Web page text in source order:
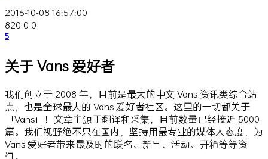
2016-10-08 16:57:00
820 0 0
5
关于 Vans 爱好者
我们创立于 2008 年，目前是最大的中文 Vans 资讯类综合站
点，也是全球最大的 Vans 爱好者社区。这里的一切都关于
「Vans」！文章主源于翻译和采集，目前数量已经接近 5000
篇。我们视野绝不只在国内，坚持用最专业的媒体人态度，为
Vans 爱好者带来最及时的联名、新品、活动、开箱等等资
讯。